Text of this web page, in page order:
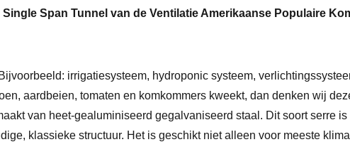
Span Tunnel van de Ventilatie Amerikaanse Populaire
irrigatiesysteem, hydroponic systeem,
aardbeien, tomaten en komkommers kweekt, dan denken wij
van heet-gealuminiseerd gegalvaniseerd staal. Dit soort serre
klassieke structuur. Het is geschikt niet alleen voor meeste